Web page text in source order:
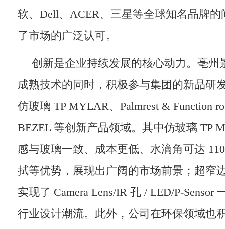
软、Dell、ACER、三星等全球知名品牌
了市场的广泛认可。
创新是企业持续发展的核心动力。亳州
成熟技术的同时，积极参与集团的新品研
仿玻璃 TP MYLAR、Palmrest & Function
BEZEL 等创新产品领域。其中仿玻璃 TP
感与玻璃一致、成本更低、水滴角可达
拭等优势，展现出广阔的市场前景；超窄
实现了 Camera Lens/IR 孔 / LED/P-Sensor
行业设计潮流。此外，公司在环保领域也